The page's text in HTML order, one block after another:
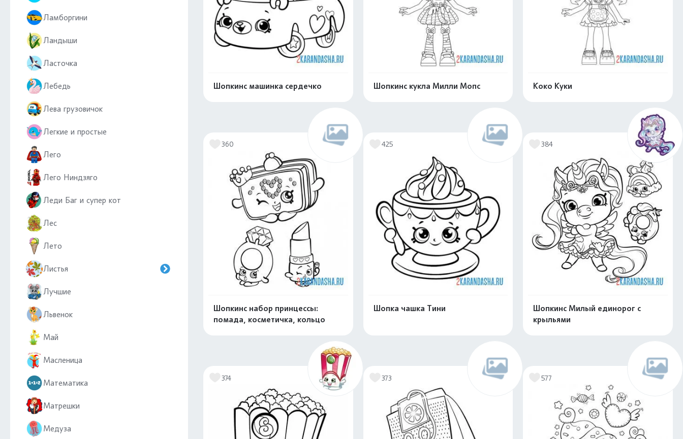
Ламборгини
Ландыши
Ласточка
Лебедь
Лева грузовичок
Легкие и простые
Лего
Лего Ниндзяго
Леди Баг и супер кот
Лес
Лето
Листья
Лучшие
Львенок
Май
Масленица
Математика
Матрешки
Медуза
Шопкинс машинка сердечко Шопкинс кукла Милли Мопс Коко Куки
360
Шопкинс набор принцессы:
помада, косметичка, кольцо
425
Шопка чашка Тини
384
Шопкинс Милый единорог с
крыльями
374 373 577